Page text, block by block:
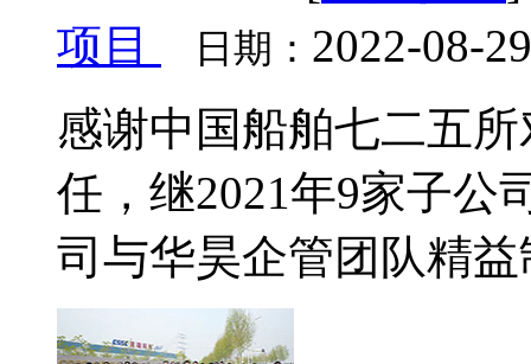
项目
日期： 2022-08-
感谢中国船舶七二五
任，继2021年9家子公
司与华昊企管团队精